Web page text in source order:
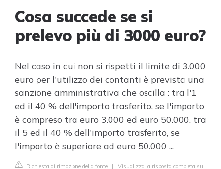
Cosa succede se si
prelevo più di 3000 euro?
Nel caso in cui non si rispetti il limite di 3.000
euro per l'utilizzo dei contanti è prevista una
sanzione amministrativa che oscilla : tra l'1
ed il 40 % dell'importo trasferito, se l'importo
è compreso tra euro 3.000 ed euro 50.000. tra
il 5 ed il 40 % dell'importo trasferito, se
l'importo è superiore ad euro 50.000 ...
Richiesta di rimozione della fonte | Visualizza la risposta completa su